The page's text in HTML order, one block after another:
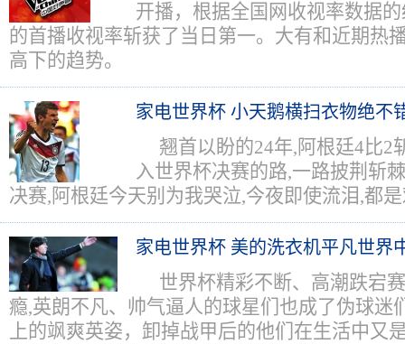
开播，根据全国网收视率数据
的首播收视率斩获了当日第一。大有和近期热
高下的趋势。
家电世界杯 小天鹅横扫衣物绝不
翘首以盼的24年,阿根廷4比2
入世界杯决赛的路,一路披荆斩
决赛,阿根廷今天别为我哭泣,今夜即使流泪,都
家电世界杯 美的洗衣机平凡世界
世界杯精彩不断、高潮跌宕
瘾,英朗不凡、帅气逼人的球星们也成了伪球迷
上的飒爽英姿，卸掉战甲后的他们在生活中又